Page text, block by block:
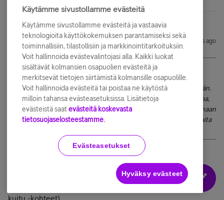
akandu Forum|Forum|8 years ago
@SINADkirjoitti:
Sen sijaan kuluttajapuolella pyritään tekemään asiat
mahdottomiksi, kuten nyt tässä DHCP-tapauksessakin nähdään.
Mistähän tällainen oikein johtuu? Väittäisin ilman varmaa tietoa,
että kuitenkin suurin osa Telian tuloista olisi peräisin nimenomaan
kuluttaja-asiakkailta. Ainakin heitä on määrällissti yritysasiakkaita
Uskoisin että erityisesti kiinteän verkon kuluttaja-
asiakkaiden kohdalla yksi osa ongelmaa on, että
operaattoreilla on hyvin usein monopoliasema tänä
päivänä muutamia kohteita lukuunottamatta (esim. Avoin
kuitu -kohteet).
Käytämme sivustollamme evästeitä
Käytämme sivustollamme evästeitä ja vastaavia
teknologioita käyttökokemuksen parantamiseksi sekä
toiminnallisiin, tilastollisiin ja markkinointitarkoituksiin.
Voit hallinnoida evästevalintojasi alla. Kaikki luokat
sisältävät kolmansien osapuolien evästeitä ja
merkitsevät tietojen siirtämistä kolmansille osapuolille.
Voit hallinnoida evästeitä tai poistaa ne käytöstä
milloin tahansa evästeasetuksissa. Lisätietoja
evästeistä saat evästeitä koskevasta
tietosuojaselosteestamme.
Evästeasetukset
Hyväksy evästeet